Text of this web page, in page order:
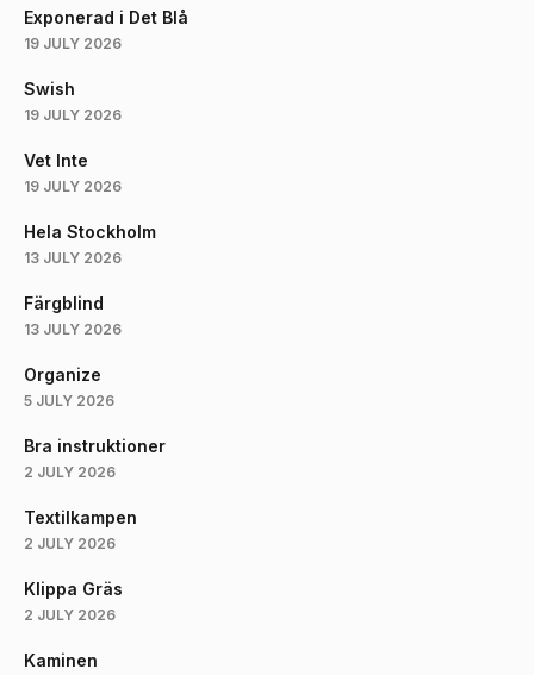
Exponerad i Det Blå
19 JULY 2026
Swish
19 JULY 2026
Vet Inte
19 JULY 2026
Hela Stockholm
13 JULY 2026
Färgblind
13 JULY 2026
Organize
5 JULY 2026
Bra instruktioner
2 JULY 2026
Textilkampen
2 JULY 2026
Klippa Gräs
2 JULY 2026
Kaminen